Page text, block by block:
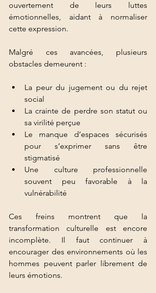
ouvertement de leurs luttes
émotionnelles, aidant à normaliser
cette expression.
Malgré ces avancées, plusieurs
obstacles demeurent :
La peur du jugement ou du rejet
social
La crainte de perdre son statut ou
sa virilité perçue
Le manque d’espaces sécurisés
pour s’exprimer sans être
stigmatisé
Une culture professionnelle
souvent peu favorable à la
vulnérabilité
Ces freins montrent que la
transformation culturelle est encore
incomplète. Il faut continuer à
encourager des environnements où les
hommes peuvent parler librement de
leurs émotions.